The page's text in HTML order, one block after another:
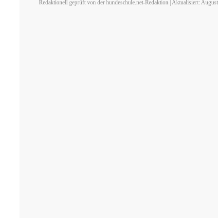
Redaktionell geprüft von der hundeschule.net-Redaktion | Aktualisiert: